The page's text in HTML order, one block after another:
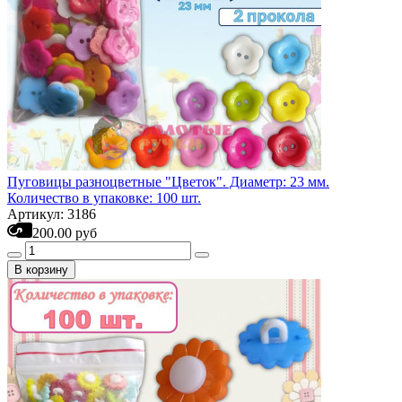
Пуговицы разноцветные "Цветок". Диаметр: 23 мм.
Количество в упаковке: 100 шт.
Артикул: 3186
200.00 руб
В корзину